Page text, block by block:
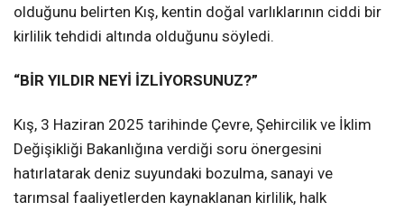
olduğunu belirten Kış, kentin doğal varlıklarının ciddi bir
kirlilik tehdidi altında olduğunu söyledi.
“BİR YILDIR NEYİ İZLİYORSUNUZ?”
Kış, 3 Haziran 2025 tarihinde Çevre, Şehircilik ve İklim
Değişikliği Bakanlığına verdiği soru önergesini
hatırlatarak deniz suyundaki bozulma, sanayi ve
tarımsal faaliyetlerden kaynaklanan kirlilik, halk